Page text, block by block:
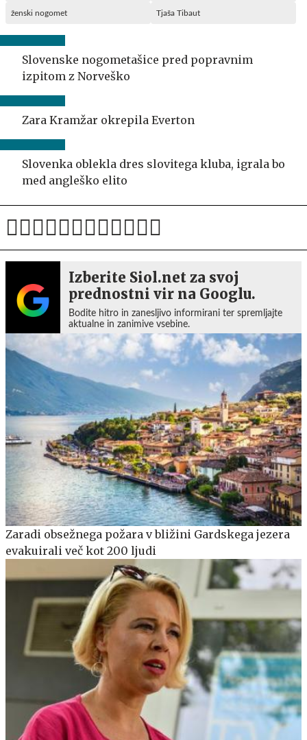
ženski nogomet Tjaša Tibaut
Slovenske nogometašice pred popravnim
izpitom z Norveško
Zara Kramžar okrepila Everton
Slovenka oblekla dres slovitega kluba, igrala bo
med angleško elito
Izberite Siol.net za svoj
prednostni vir na Googlu.
Bodite hitro in zanesljivo informirani ter spremljajte
aktualne in zanimive vsebine.
Zaradi obsežnega požara v bližini Gardskega jezera
evakuirali več kot 200 ljudi